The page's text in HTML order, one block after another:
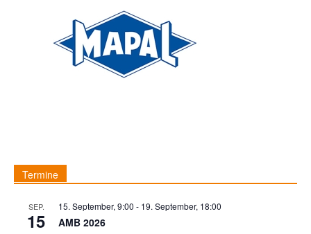
Termine
SEP.
15
15. September, 9:00 - 19. September, 18:00
AMB 2026